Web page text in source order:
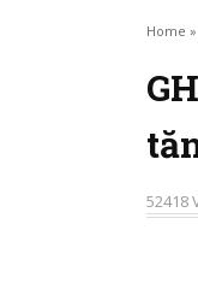
Home »
52418